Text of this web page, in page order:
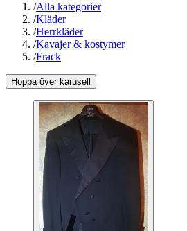
/Alla kategorier
/Kläder
/Herrkläder
/Kavajer & kostymer
/Frack
Hoppa över karusell